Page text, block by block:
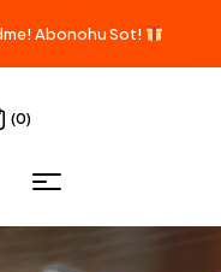
Abonohu Sot!
(0)